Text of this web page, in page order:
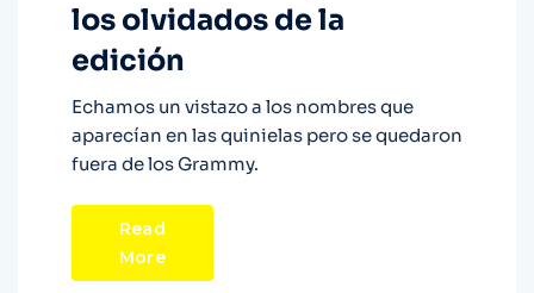
los olvidados de la
edición
Echamos un vistazo a los nombres que
aparecían en las quinielas pero se quedaron
fuera de los Grammy.
Read
More